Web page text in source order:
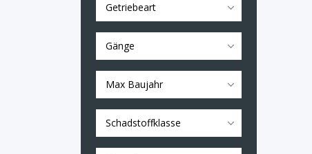
Getriebeart
Gänge
Max Baujahr
Schadstoffklasse